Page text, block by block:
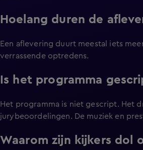
Hoelang duren de
Een aflevering duurt meestal iets
verrassende optredens.
Is het programma
Het programma is niet gescript. Het
jurybeoordelingen. De muziek en
Waarom zijn kijkers dol